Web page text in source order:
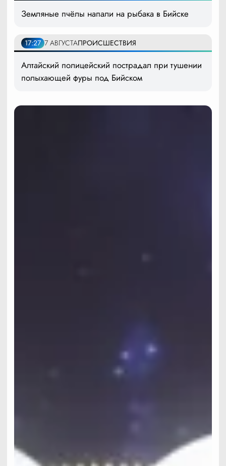
Земляные пчёлы напали на рыбака в Бийске
17:27 7 АВГУСТАПРОИСШЕСТВИЯ
Алтайский полицейский пострадал при тушении
полыхающей фуры под Бийском